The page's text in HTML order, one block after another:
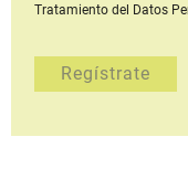
Tratamiento del Datos